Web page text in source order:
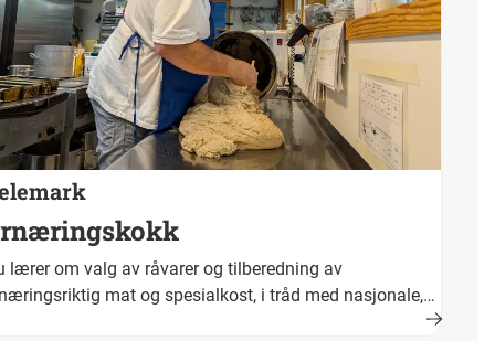
lærer om valg av råvarer og tilberedning av
mat og spesialkost, i tråd med nasjonale,